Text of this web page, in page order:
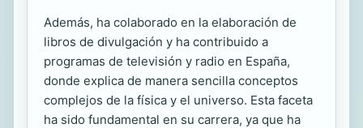
Además, ha colaborado en la elaboración de
libros de divulgación y ha contribuido a
programas de televisión y radio en España,
donde explica de manera sencilla conceptos
complejos de la física y el universo. Esta faceta
ha sido fundamental en su carrera, ya que ha